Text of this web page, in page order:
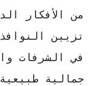
من الأفكار
تزيين
في الشرفات
جمالية